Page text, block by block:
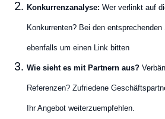
Konkurrenzanalyse: Wer verlinkt auf
Konkurrenten? Bei den
ebenfalls um einen Link bitten
Wie sieht es mit Partnern aus?
Referenzen? Zufriedene
Ihr Angebot weiterzuempfehlen.